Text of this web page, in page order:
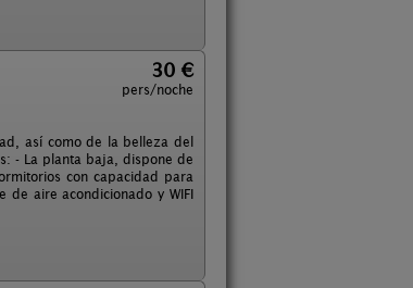
30 €
pers/noche
así como de la belleza del
- La planta baja, dispone de
con capacidad para
aire acondicionado y WIFI